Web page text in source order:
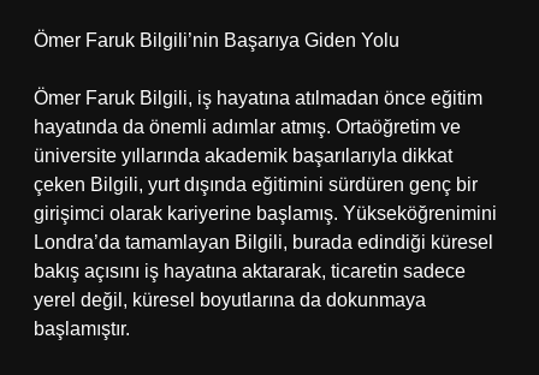
Ömer Faruk Bilgili’nin Başarıya Giden Yolu
Ömer Faruk Bilgili, iş hayatına atılmadan önce eğitim
hayatında da önemli adımlar atmış. Ortaöğretim ve
üniversite yıllarında akademik başarılarıyla dikkat
çeken Bilgili, yurt dışında eğitimini sürdüren genç bir
girişimci olarak kariyerine başlamış. Yükseköğrenimini
Londra’da tamamlayan Bilgili, burada edindiği küresel
bakış açısını iş hayatına aktararak, ticaretin sadece
yerel değil, küresel boyutlarına da dokunmaya
başlamıştır.